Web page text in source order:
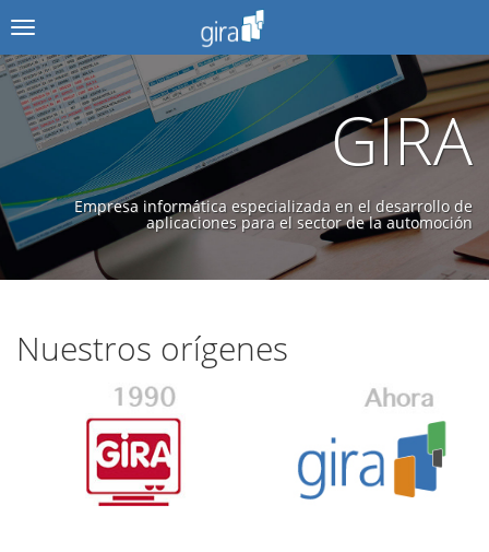
GIRA
Empresa informática especializada en el desarrollo de
aplicaciones para el sector de la automoción
Nuestros orígenes